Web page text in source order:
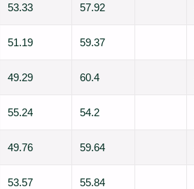
53.33 57.92
51.19 59.37
49.29 60.4
55.24 54.2
49.76 59.64
53.57 55.84